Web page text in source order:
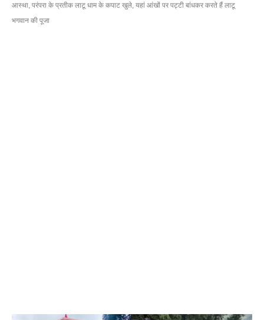
आस्था, परंपरा के प्रतीक लाटू धाम के कपाट खुले, यहां आंखों पर पट्टी बांधकर करते हैं लाटू
भगवान की पूजा